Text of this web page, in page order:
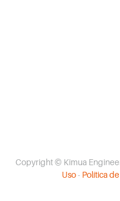
Copyright © Kimua
Uso- Política